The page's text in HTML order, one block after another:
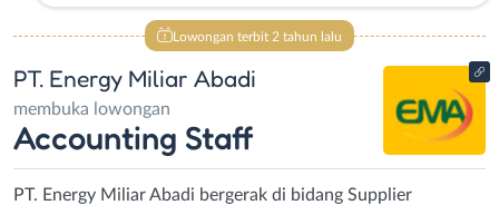
Lowongan terbit 2 tahun lalu
PT. Energy Miliar Abadi
membuka lowongan
Accounting Staff
PT. Energy Miliar Abadi bergerak di bidang Supplier